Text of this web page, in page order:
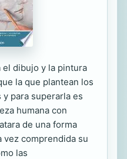
dibujo y la pintura
la que plantean los
para superarla es
humana con
de una forma
vez comprendida su
las